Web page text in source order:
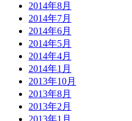
2014年8月
2014年7月
2014年6月
2014年5月
2014年4月
2014年1月
2013年10月
2013年8月
2013年2月
2013年1月